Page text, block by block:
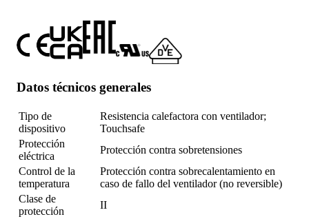
Datos técnicos generales
Tipo de
dispositivo
Resistencia calefactora con ventilador;
Touchsafe
Protección
eléctrica
Protección contra sobretensiones
Control de la
temperatura
Protección contra sobrecalentamiento en
caso de fallo del ventilador (no reversible)
Clase de
protección
II